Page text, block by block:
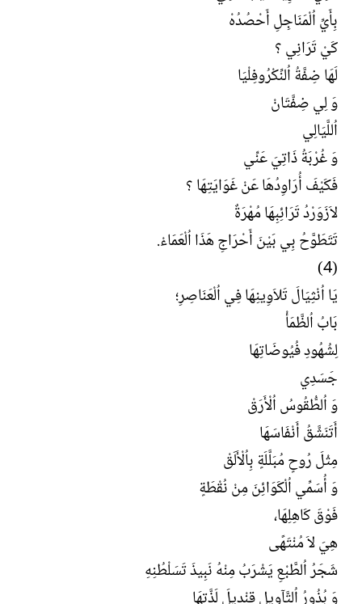
بِأَيِّ اُلْمَنَاجِلِ أَحْصُدُهْ
كَيْ تَرَانِي ؟
لَهَا ضِفَّةُ اُلنِّكْرُوفِلْيَا
وَ لِي ضِفَّتَانْ
اُللَّيَالِي
وَ غُرْبَةُ ذَاتِيَ عَنِّي
فَكَيْفَ أُرَاوِدُهَا عَنْ غَوَايَتِهَا ؟
لاَزَوَرْدُ تَرَائِبِهَا مُهْرَةٌ
تَتَطَوَّحُ بِي بَيْنَ أَحْرَاجِ هَذَا اُلْعَمَاءْ.
(4)
يَا اُنْثِيَالَ تَلاَوِينِهَا فِي اُلْعَنَاصِرِ؛
بَابُ اُلظَّمَأْ
لِشُهُودِ فُيُوضَاتِهَا
جَسَدِي
وَ اُلطُّقُوسُ اُلْأَرَقْ
أَتَنَشَّقُ أَنْفَاسَهَا
مِثْلَ رُوحٍ مُبَلَّلَةٍ بِاُلْأَلَقْ
وَ أُسَمِّي اُلْكَوَائِنَ مِنْ نُقْطَةٍ
فَوْقَ كَاهِلِهَا،
هِيَ لاَ مُنْتَهًى
شَجَرُ اُلطَّبْعِ يَشْرَبُ مِنْهُ نَبِيذَ تَسَلْطُنِهِ